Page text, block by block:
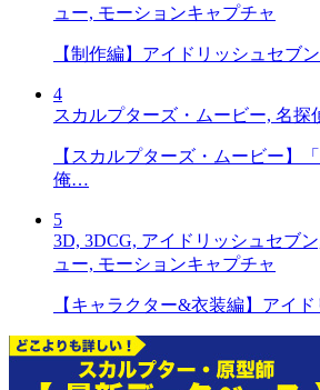
ュー, モーションキャプチャ
【制作編】アイドリッシュセブ
4
スカルプターズ・ムービー, 名探
【スカルプターズ・ムービー】
俺…
5
3D, 3DCG, アイドリッシュセブ
ュー, モーションキャプチャ
【キャラクター&衣装編】アイ